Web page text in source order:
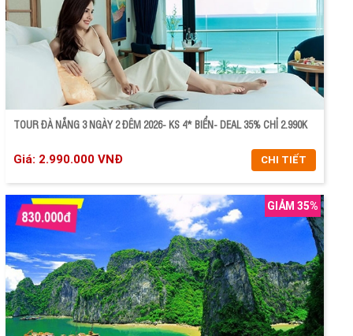
CHI TIẾT
ĐẶT TOUR
TOUR ĐÀ NẴNG 3 NGÀY 2 ĐÊM 2026- KS 4* BIỂN- DEAL 35% CHỈ 2.990K
Giá: 2.990.000 VNĐ CHI TIẾT
GIẢM 35%